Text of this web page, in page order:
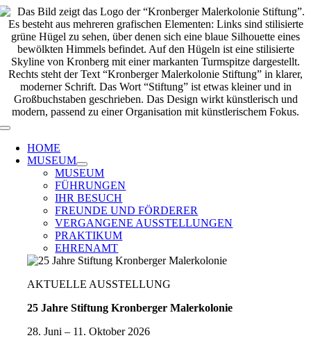
Zum
Inhalt
springen
Toggle
Navigation
HOME
MUSEUM
MUSEUM
FÜHRUNGEN
IHR BESUCH
FREUNDE UND FÖRDERER
VERGANGENE AUSSTELLUNGEN
PRAKTIKUM
EHRENAMT
AKTUELLE AUSSTELLUNG
25 Jahre Stiftung Kronberger Malerkolonie
28. Juni – 11. Oktober 2026